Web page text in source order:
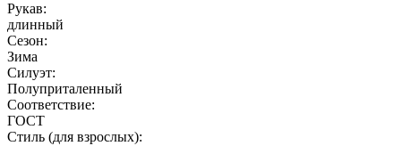
Рукав:
длинный
Сезон:
Зима
Силуэт:
Полуприталенный
Соответствие:
ГОСТ
Стиль (для взрослых):